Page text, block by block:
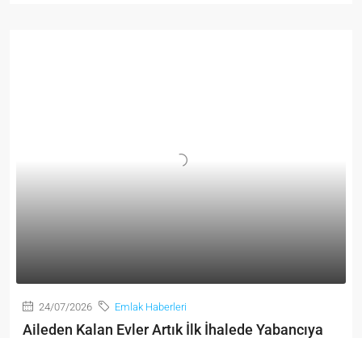
24/07/2026 Emlak Haberleri
Aileden Kalan Evler Artık İlk İhalede Yabancıya